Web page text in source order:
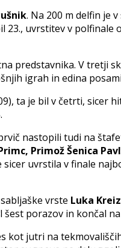
. Na 200 m delfin je
23., uvrstitev v
predstavnika. V tretji
igrah in edina
ta je bil v četrti, sicer
nastopili tudi na
Primož Šenica
uvrstila v finale
vrste Luka
porazov in končal
kot jutri na